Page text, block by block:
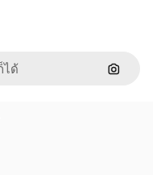
ค้นหา